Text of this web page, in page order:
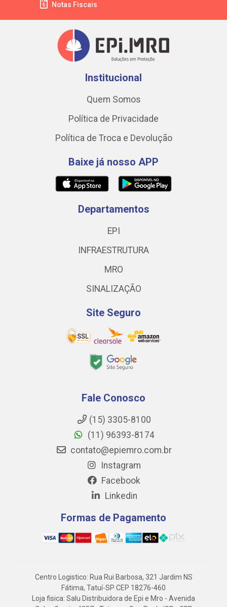
Notas Fiscais
Institucional
Quem Somos
Política de Privacidade
Política de Troca e Devolução
Baixe já nosso APP
Departamentos
EPI
INFRAESTRUTURA
MRO
SINALIZAÇÃO
Site Seguro
Fale Conosco
(15) 3305-8100
(11) 96393-8174
contato@epiemro.com.br
Instagram
Facebook
Linkedin
Formas de Pagamento
Centro Logistico: Rua Rui Barbosa, 321 Jardim NS
Fátima, Tatuí-SP CEP 18276-460
Loja fisica: Salu Distribuidora de Epi e Mro - Avenida